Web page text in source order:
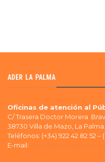
ADER LA PALMA
Oficinas de atención al
C/ Trasera Doctor Morera
38730 Villa de Mazo, La Palma.
Teléfonos: (+34) 922 42 82 52 –
E-mail: